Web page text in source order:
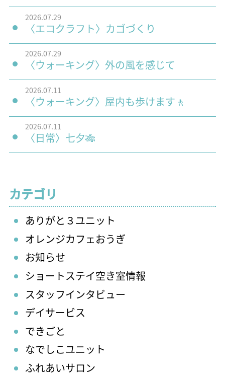
2026.07.29
〈エコクラフト〉カゴづくり
2026.07.29
〈ウォーキング〉外の風を感じて
2026.07.11
〈ウォーキング〉屋内も歩けます🚶
2026.07.11
〈日常〉七夕🎋
カテゴリ
ありがと３ユニット
オレンジカフェおうぎ
お知らせ
ショートステイ空き室情報
スタッフインタビュー
デイサービス
できごと
なでしこユニット
ふれあいサロン